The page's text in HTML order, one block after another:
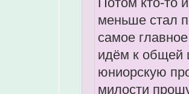
меньше стал
самое
идём к общей
юниорскую
милости